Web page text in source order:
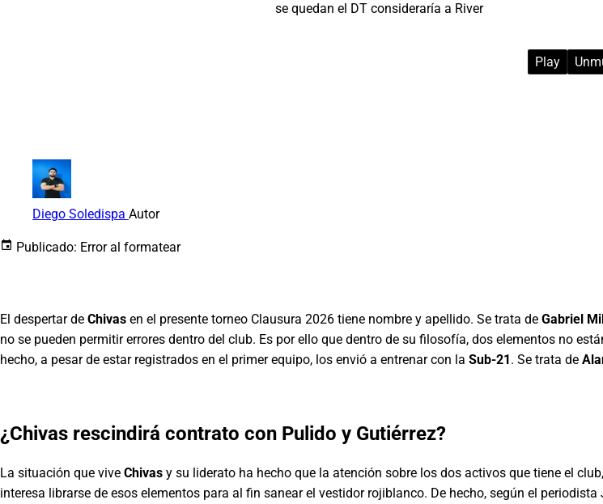
Play
Diego Soledispa Autor
Publicado: Error al formatear
El despertar de Chivas en el presente torneo Clausura 2026 tiene nombre y apellido. Se trata de Gabriel
no se pueden permitir errores dentro del club. Es por ello que dentro de su filosofía, dos elementos no
hecho, a pesar de estar registrados en el primer equipo, los envió a entrenar con la Sub-21. Se trata de
¿Chivas rescindirá contrato con Pulido y Gutiérrez?
La situación que vive Chivas y su liderato ha hecho que la atención sobre los dos activos que tiene el
interesa librarse de esos elementos para al fin sanear el vestidor rojiblanco. De hecho, según el